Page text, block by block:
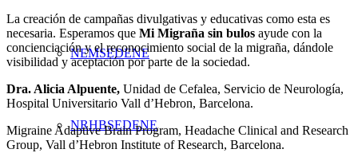
NEMSEDENE
NRHBSEDENE
La creación de campañas divulgativas y educativas como esta es
necesaria. Esperamos que Mi Migraña sin bulos ayude con la
concienciación y el reconocimiento social de la migraña, dándole
visibilidad y aceptación por parte de la sociedad.
Dra. Alicia Alpuente, Unidad de Cefalea, Servicio de Neurología,
Hospital Universitario Vall d’Hebron, Barcelona.
Migraine Adaptive Brain Program, Headache Clinical and Research
Group, Vall d’Hebron Institute of Research, Barcelona.